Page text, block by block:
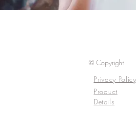
Privacy Policy
Product
Details
© Copyright